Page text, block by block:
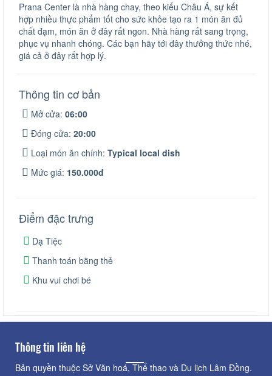
Prana Center là nhà hàng chay, theo kiểu Châu Á, sự kết
hợp nhiều thực phẩm tốt cho sức khỏe tạo ra 1 món ăn đủ
chất đạm, món ăn ở đây rất ngon. Nhà hàng rất sang trọng,
phục vụ nhanh chóng. Các bạn hãy tới đây thưởng thức nhé,
giá cả ở đây rất hợp lý.
Thông tin cơ bản
Mở cửa: 06:00
Đóng cửa: 20:00
Loại món ăn chính: Typical local dish
Mức giá: 150.000đ
Điểm đặc trưng
Dạ Tiệc
Thanh toán bằng thẻ
Khu vui chơi bé
Thông tin liên hệ
Bản quyền thuộc Sở Văn hoá, Thể thao và Du lịch Lâm Đồng.